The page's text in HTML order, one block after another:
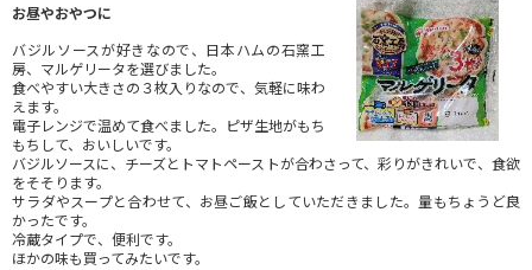
お昼やおやつに
バジルソースが好きなので、日本ハムの石窯工
房、マルゲリータを選びました。
食べやすい大きさの３枚入りなので、気軽に味わ
えます。
電子レンジで温めて食べました。ピザ生地がもち
もちして、おいしいです。
バジルソースに、チーズとトマトペーストが合わさって、彩りがきれいで、食欲
をそそります。
サラダやスープと合わせて、お昼ご飯としていただきました。量もちょうど良
かったです。
冷蔵タイプで、便利です。
ほかの味も買ってみたいです。